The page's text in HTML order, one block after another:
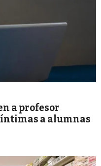
a profesor
íntimas a alumnas